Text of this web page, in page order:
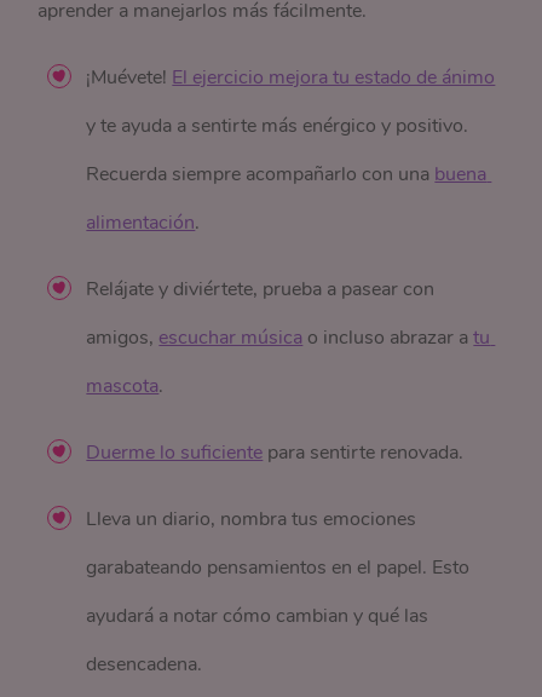
aprender a manejarlos más fácilmente.
¡Muévete! El ejercicio mejora tu estado de ánimo
y te ayuda a sentirte más enérgico y positivo.
Recuerda siempre acompañarlo con una buena
alimentación.
Relájate y diviértete, prueba a pasear con
amigos, escuchar música o incluso abrazar atu
mascota.
Duerme lo suficiente para sentirte renovada.
Lleva un diario, nombra tus emociones
garabateando pensamientos en el papel. Esto
ayudará a notar cómo cambian y qué las
desencadena.